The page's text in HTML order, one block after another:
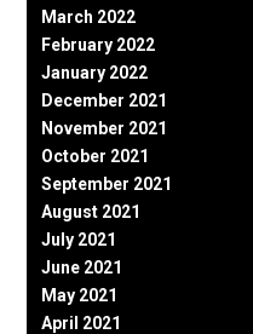
March 2022
February 2022
January 2022
December 2021
November 2021
October 2021
September 2021
August 2021
July 2021
June 2021
May 2021
April 2021